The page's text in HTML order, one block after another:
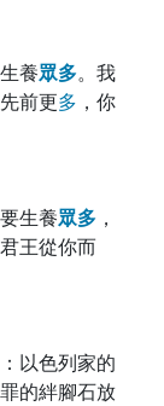
養眾多。我
前更多 ，你
生養眾多 ，
王從你而
以色列家的
的絆腳石放